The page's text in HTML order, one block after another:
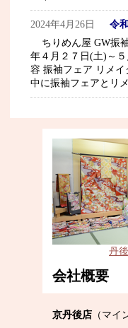
2024年4月26日
令
ちりめん屋 GW振
年４月２７日(土)～
容 振袖フェア リメ
中に振袖フェアとリ
丹
会社概要
京丹後店 （マイ